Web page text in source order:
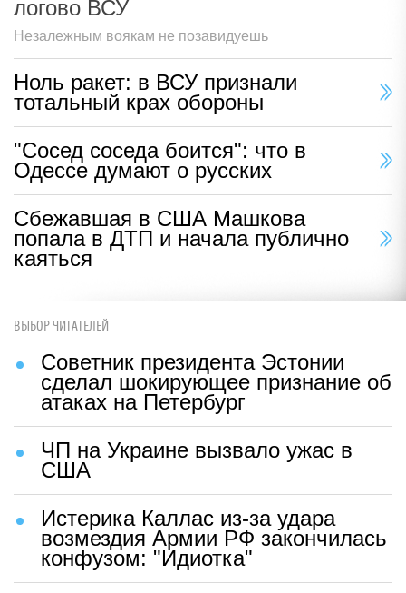
логово ВСУ
Незалежным воякам не позавидуешь
Ноль ракет: в ВСУ признали
тотальный крах обороны
"Сосед соседа боится": что в
Одессе думают о русских
Сбежавшая в США Машкова
попала в ДТП и начала публично
каяться
ВЫБОР ЧИТАТЕЛЕЙ
Советник президента Эстонии
сделал шокирующее признание об
атаках на Петербург
ЧП на Украине вызвало ужас в
США
Истерика Каллас из-за удара
возмездия Армии РФ закончилась
конфузом: "Идиотка"